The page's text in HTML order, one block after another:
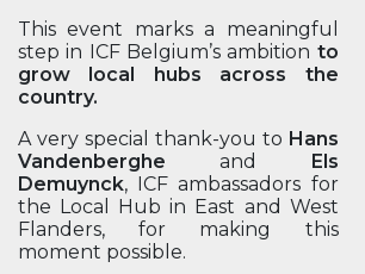
This event marks a meaningful
step in ICF Belgium’s ambition to
grow local hubs across the
country.
A very special thank-you to Hans
Vandenberghe and Els
Demuynck, ICF ambassadors for
the Local Hub in East and West
Flanders, for making this
moment possible.